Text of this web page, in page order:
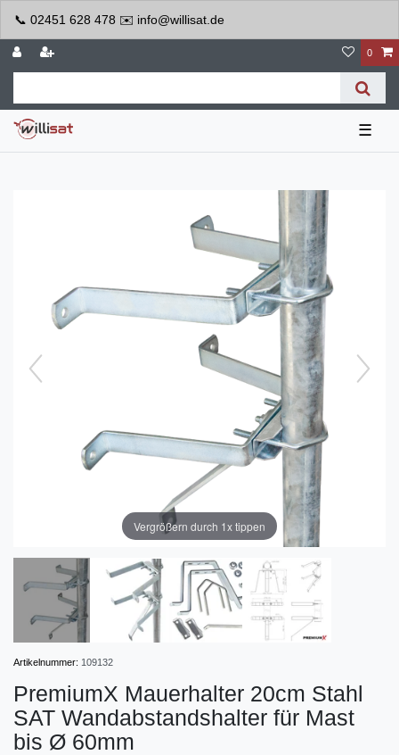
📞 02451 628 478 ✉️ info@willisat.de
0
☰
Vergrößern durch 1x tippen
Artikelnummer: 109132
PremiumX Mauerhalter 20cm Stahl
SAT Wandabstandshalter für Mast
bis Ø 60mm